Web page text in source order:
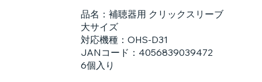
品名：補聴器用 クリックスリーブ
大サイズ
対応機種：OHS-D31
JANコード：4056839039472
6個入り